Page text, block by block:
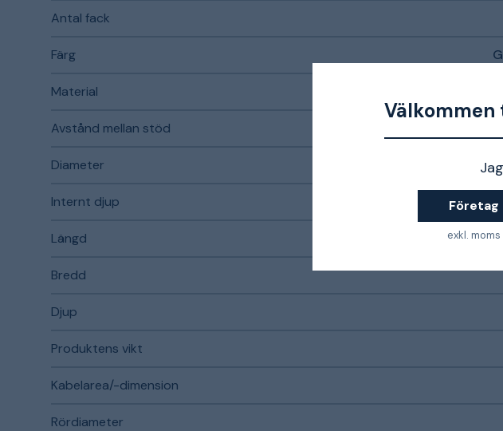
Välkommen
Företag
exkl. moms
Antal fack
Färg
Material
Avstånd mellan stöd
Diameter
Internt djup
Längd
Bredd
Djup
Produktens vikt
Kabelarea/-dimension
Rördiameter